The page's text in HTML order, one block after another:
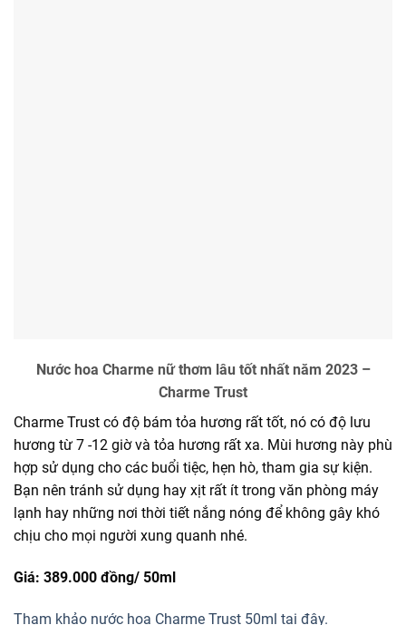
Nước hoa Charme nữ thơm lâu tốt nhất năm 2023 –
Charme Trust
Charme Trust có độ bám tỏa hương rất tốt, nó có độ lưu
hương từ 7 -12 giờ và tỏa hương rất xa. Mùi hương này phù
hợp sử dụng cho các buổi tiệc, hẹn hò, tham gia sự kiện.
Bạn nên tránh sử dụng hay xịt rất ít trong văn phòng máy
lạnh hay những nơi thời tiết nắng nóng để không gây khó
chịu cho mọi người xung quanh nhé.
Giá: 389.000 đồng/ 50ml
Tham khảo nước hoa Charme Trust 50ml tại đây.